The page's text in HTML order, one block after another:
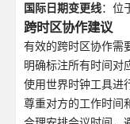
国际日期变更线：位
跨时区协作建议
有效的跨时区协作需
明确标注所有时间对
使用世界时钟工具进
尊重对方的工作时间